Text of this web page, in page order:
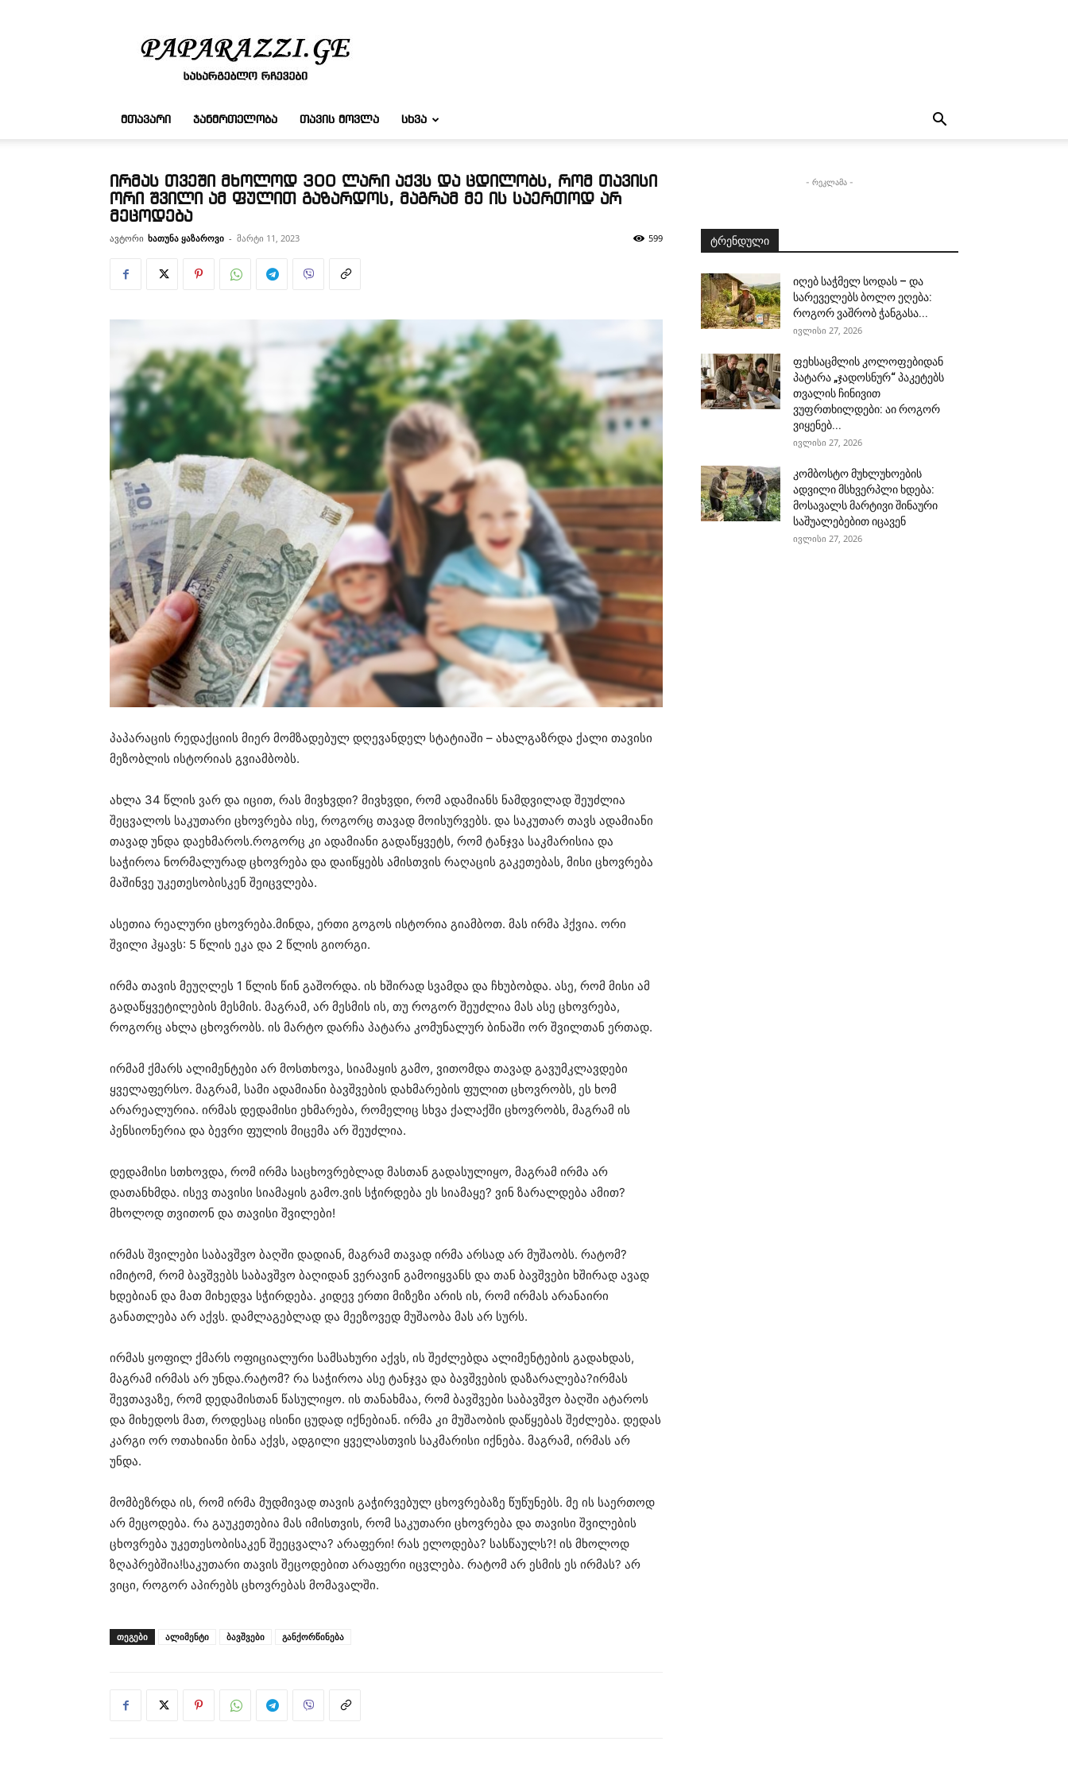
რჩევები
ᲛᲗᲐᲕᲐᲠᲘ ᲯᲐᲜᲛᲠᲗᲔᲚᲝᲑᲐ ᲗᲐᲕᲘᲡ ᲛᲝᲕᲚᲐ ᲡᲮᲕᲐ
ირმას თვეში მხოლოდ 300 ლარი აქვს და ცდილობს, რომ თავისი
ორი შვილი ამ ფულით გაზარდოს, მაგრამ მე ის საერთოდ არ
მეცოდება
ავტორი ხათუნა ყაზაროვი - მარტი 11, 2023 599
პაპარაცის რედაქციის მიერ მომზადებულ დღევანდელ სტატიაში – ახალგაზრდა ქალი თავისი
მეზობლის ისტორიას გვიამბობს.
ახლა 34 წლის ვარ და იცით, რას მივხვდი? მივხვდი, რომ ადამიანს ნამდვილად შეუძლია
შეცვალოს საკუთარი ცხოვრება ისე, როგორც თავად მოისურვებს. და საკუთარ თავს ადამიანი
თავად უნდა დაეხმაროს.როგორც კი ადამიანი გადაწყვეტს, რომ ტანჯვა საკმარისია და
საჭიროა ნორმალურად ცხოვრება და დაიწყებს ამისთვის რაღაცის გაკეთებას, მისი ცხოვრება
მაშინვე უკეთესობისკენ შეიცვლება.
ასეთია რეალური ცხოვრება.მინდა, ერთი გოგოს ისტორია გიამბოთ. მას ირმა ჰქვია. ორი
შვილი ჰყავს: 5 წლის ეკა და 2 წლის გიორგი.
ირმა თავის მეუღლეს 1 წლის წინ გაშორდა. ის ხშირად სვამდა და ჩხუბობდა. ასე, რომ მისი ამ
გადაწყვეტილების მესმის. მაგრამ, არ მესმის ის, თუ როგორ შეუძლია მას ასე ცხოვრება,
როგორც ახლა ცხოვრობს. ის მარტო დარჩა პატარა კომუნალურ ბინაში ორ შვილთან ერთად.
ირმამ ქმარს ალიმენტები არ მოსთხოვა, სიამაყის გამო, ვითომდა თავად გავუმკლავდები
ყველაფერსო. მაგრამ, სამი ადამიანი ბავშვების დახმარების ფულით ცხოვრობს, ეს ხომ
არარეალურია. ირმას დედამისი ეხმარება, რომელიც სხვა ქალაქში ცხოვრობს, მაგრამ ის
პენსიონერია და ბევრი ფულის მიცემა არ შეუძლია.
დედამისი სთხოვდა, რომ ირმა საცხოვრებლად მასთან გადასულიყო, მაგრამ ირმა არ
დათანხმდა. ისევ თავისი სიამაყის გამო.ვის სჭირდება ეს სიამაყე? ვინ ზარალდება ამით?
მხოლოდ თვითონ და თავისი შვილები!
ირმას შვილები საბავშვო ბაღში დადიან, მაგრამ თავად ირმა არსად არ მუშაობს. რატომ?
იმიტომ, რომ ბავშვებს საბავშვო ბაღიდან ვერავინ გამოიყვანს და თან ბავშვები ხშირად ავად
ხდებიან და მათ მიხედვა სჭირდება. კიდევ ერთი მიზეზი არის ის, რომ ირმას არანაირი
განათლება არ აქვს. დამლაგებლად და მეეზოვედ მუშაობა მას არ სურს.
ირმას ყოფილ ქმარს ოფიციალური სამსახური აქვს, ის შეძლებდა ალიმენტების გადახდას,
მაგრამ ირმას არ უნდა.რატომ? რა საჭიროა ასე ტანჯვა და ბავშვების დაზარალება?ირმას
შევთავაზე, რომ დედამისთან წასულიყო. ის თანახმაა, რომ ბავშვები საბავშვო ბაღში ატაროს
და მიხედოს მათ, როდესაც ისინი ცუდად იქნებიან. ირმა კი მუშაობის დაწყებას შეძლება. დედას
კარგი ორ ოთახიანი ბინა აქვს, ადგილი ყველასთვის საკმარისი იქნება. მაგრამ, ირმას არ
უნდა.
მომბეზრდა ის, რომ ირმა მუდმივად თავის გაჭირვებულ ცხოვრებაზე წუწუნებს. მე ის საერთოდ
არ მეცოდება. რა გაუკეთებია მას იმისთვის, რომ საკუთარი ცხოვრება და თავისი შვილების
ცხოვრება უკეთესობისაკენ შეეცვალა? არაფერი! რას ელოდება? სასწაულს?! ის მხოლოდ
ზღაპრებშია!საკუთარი თავის შეცოდებით არაფერი იცვლება. რატომ არ ესმის ეს ირმას? არ
ვიცი, როგორ აპირებს ცხოვრებას მომავალში.
ᲗᲔᲒᲔᲑᲘ ალიმენტი ბავშვები განქორწინება
- რეკლამა -
ტრენდული
იღებ საჭმელ სოდას – და
სარეველებს ბოლო ეღება:
როგორ ვაშრობ ჭანგასა...
ივლისი 27, 2026
ფეხსაცმლის კოლოფებიდან
პატარა „ჯადოსნურ“ პაკეტებს
თვალის ჩინივით
ვუფრთხილდები: აი როგორ
ვიყენებ...
ივლისი 27, 2026
კომბოსტო მუხლუხოების
ადვილი მსხვერპლი ხდება:
მოსავალს მარტივი შინაური
საშუალებებით იცავენ
ივლისი 27, 2026